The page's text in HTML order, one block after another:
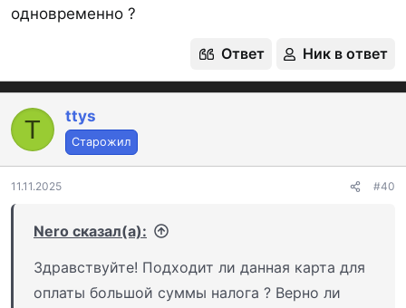
одновременно ?
Ответ Ник в ответ
T ttys
Старожил
11.11.2025 #40
Nero сказал(а):
Здравствуйте! Подходит ли данная карта для
оплаты большой суммы налога ? Верно ли